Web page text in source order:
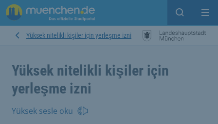
Open
Yüksek nitelikli kişiler için yerleşme izni
Yüksek nitelikli kişiler için
yerleşme izni
Yüksek sesle oku